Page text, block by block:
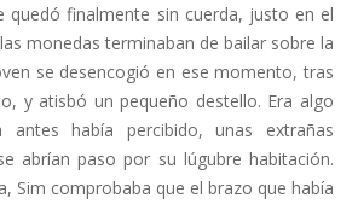
quedó finalmente sin cuerda, justo en el
monedas terminaban de bailar sobre la
se desencogió en ese momento, tras
y atisbó un pequeño destello. Era algo
antes había percibido, unas extrañas
abrían paso por su lúgubre habitación.
Sim comprobaba que el brazo que había